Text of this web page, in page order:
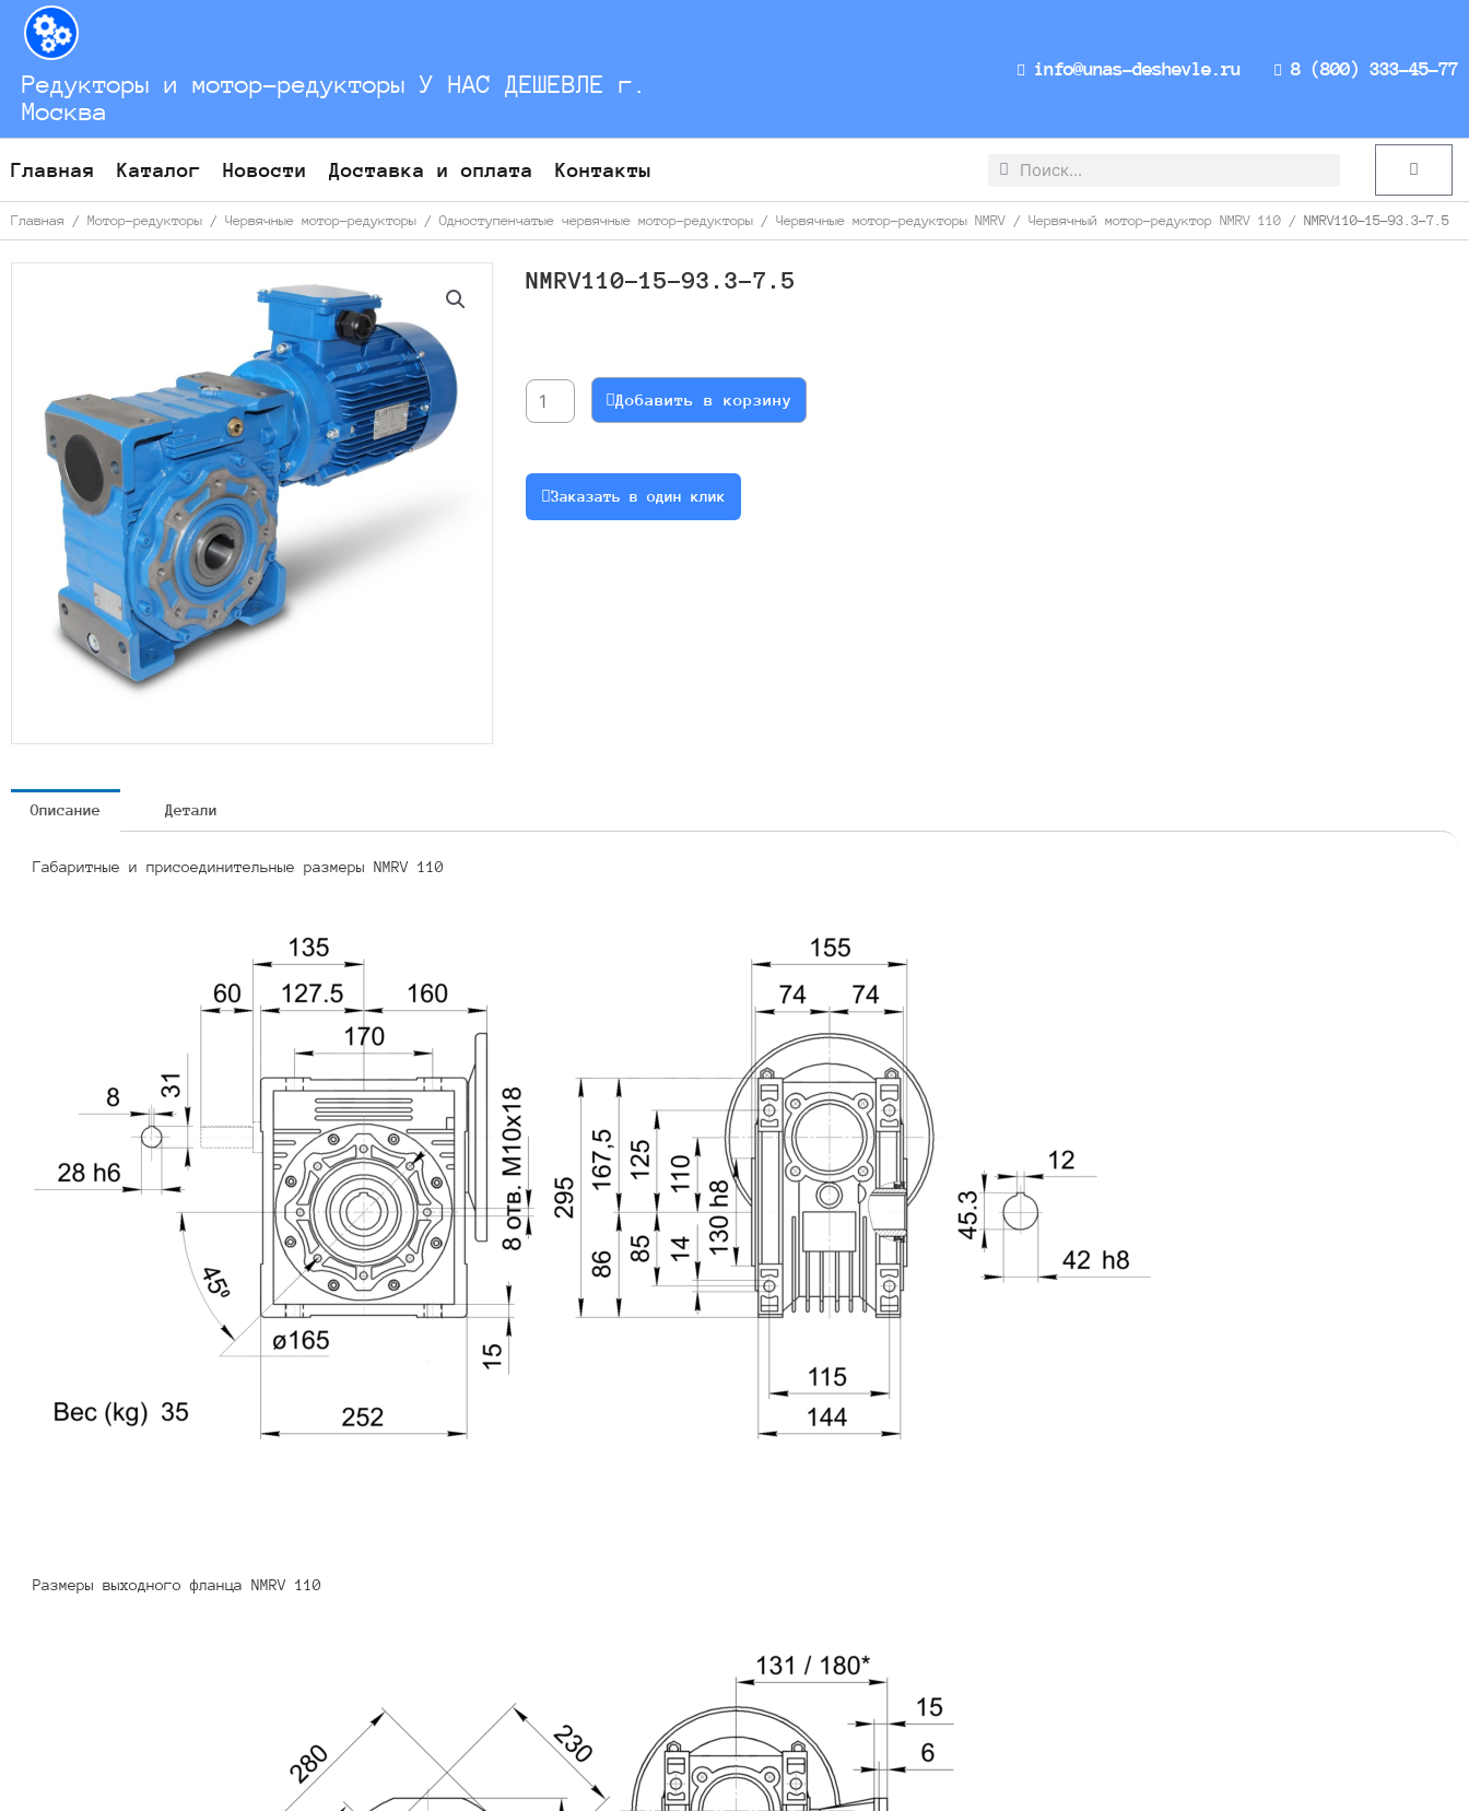
Перейти
содержимому
Редукторы и мотор-редукторы У НАС ДЕШЕВЛЕ г.
Москва
info@unas-deshevle.ru 8 (800) 333-45-77
Главная Каталог Новости Доставка и оплата Контакты Search
Search Cart
Главная / Мотор-редукторы / Червячные мотор-редукторы / Одноступенчатые червячные мотор-редукторы / Червячные мотор-редукторы NMRV / Червячный мотор-редуктор NMRV 110 / NMRV110-15-93.3-7.5
NMRV110-15-93.3-7.5
NMRV110-
15-
7.5
Добавить в корзину
Заказать в один клик
Описание Детали
Габаритные и присоединительные размеры NMRV 110
Размеры выходного фланца NMRV 110